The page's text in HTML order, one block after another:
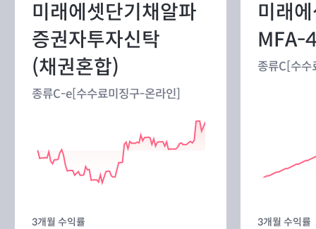
미래에셋단기채알파
증권자투자신탁
(채권혼합)
종류C-e[수수료미징구-온라인]
3개월 수익률
미래
MFA-
종류C[수수
3개월 수익률